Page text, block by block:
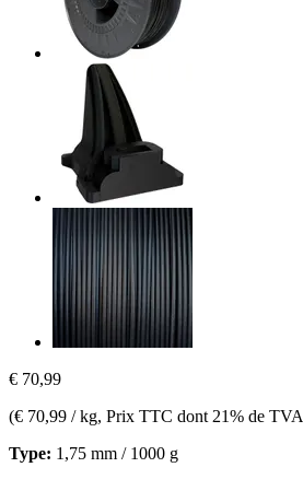
€ 70,99
(€ 70,99 / kg, Prix TTC dont 21% de TVA
Type: 1,75 mm / 1000 g